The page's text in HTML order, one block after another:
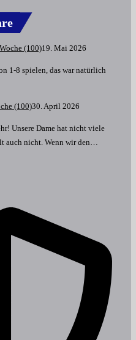
(100)19. Mai 2026
1-8 spielen, das war natürlich
(100)30. April 2026
Unsere Dame hat nicht viele
auch nicht. Wenn wir den…